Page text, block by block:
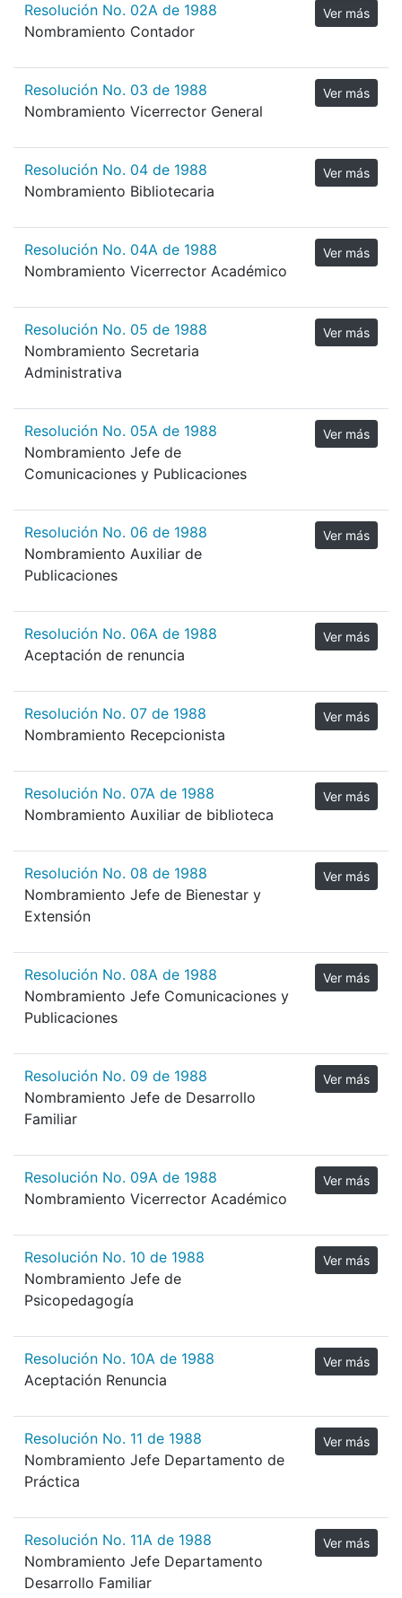
Resolución No. 02A de 1988
Nombramiento Contador
Ver más
Resolución No. 03 de 1988
Nombramiento Vicerrector General
Ver más
Resolución No. 04 de 1988
Nombramiento Bibliotecaria
Ver más
Resolución No. 04A de 1988
Nombramiento Vicerrector Académico
Ver más
Resolución No. 05 de 1988
Nombramiento Secretaria
Administrativa
Ver más
Resolución No. 05A de 1988
Nombramiento Jefe de
Comunicaciones y Publicaciones
Ver más
Resolución No. 06 de 1988
Nombramiento Auxiliar de
Publicaciones
Ver más
Resolución No. 06A de 1988
Aceptación de renuncia
Ver más
Resolución No. 07 de 1988
Nombramiento Recepcionista
Ver más
Resolución No. 07A de 1988
Nombramiento Auxiliar de biblioteca
Ver más
Resolución No. 08 de 1988
Nombramiento Jefe de Bienestar y
Extensión
Ver más
Resolución No. 08A de 1988
Nombramiento Jefe Comunicaciones y
Publicaciones
Ver más
Resolución No. 09 de 1988
Nombramiento Jefe de Desarrollo
Familiar
Ver más
Resolución No. 09A de 1988
Nombramiento Vicerrector Académico
Ver más
Resolución No. 10 de 1988
Nombramiento Jefe de
Psicopedagogía
Ver más
Resolución No. 10A de 1988
Aceptación Renuncia
Ver más
Resolución No. 11 de 1988
Nombramiento Jefe Departamento de
Práctica
Ver más
Resolución No. 11A de 1988
Nombramiento Jefe Departamento
Desarrollo Familiar
Ver más